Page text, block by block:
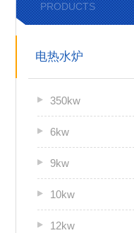
PRODUCTS
电热水炉
350kw
6kw
9kw
10kw
12kw